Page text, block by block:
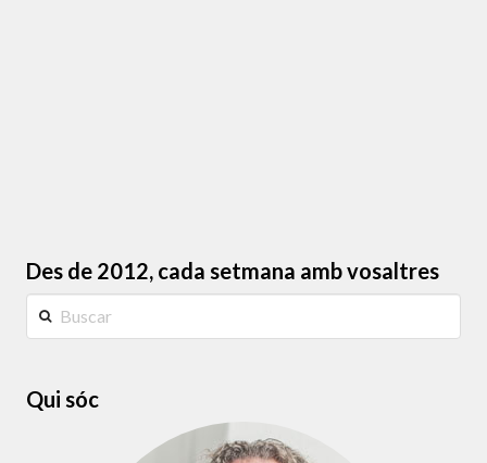
Des de 2012, cada setmana amb vosaltres
Buscar
Qui sóc